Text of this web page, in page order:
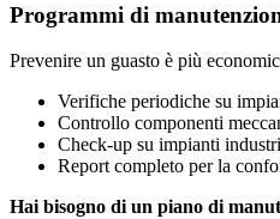
Programmi di
Prevenire un guasto è più
Verifiche periodiche su
Controllo componenti
Check-up su impianti
Report completo per la
Hai bisogno di un piano di